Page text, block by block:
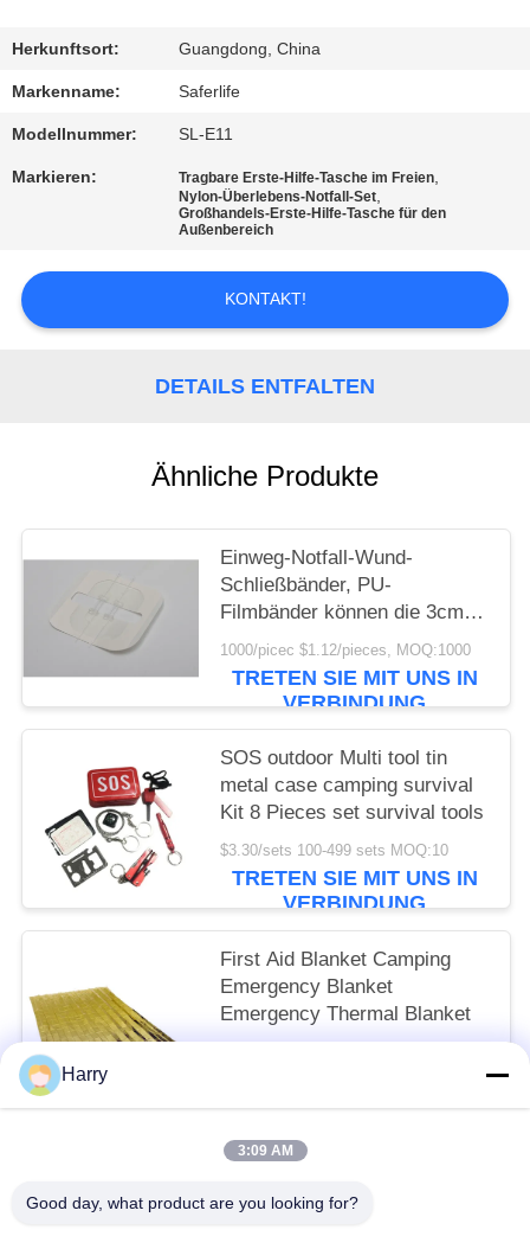
EIN
ANGEBOT
DATENSCHUTZRICHTLINIE
Herkunftsort: Guangdong, China
Markenname: Saferlife
Modellnummer: SL-E11
Markieren: Tragbare Erste-Hilfe-Tasche im Freien,
Nylon-Überlebens-Notfall-Set,
Großhandels-Erste-Hilfe-Tasche für den
Außenbereich
KONTAKT!
DETAILS ENTFALTEN
Ähnliche Produkte
Einweg-Notfall-Wund-
Schließbänder, PU-
Filmbänder können die 3cm-
Wunde schließenZip-Stich-
Wund-Schließgerät
1000/picec $1.12/pieces, MOQ:1000
TRETEN SIE MIT UNS IN
VERBINDUNG
SOS outdoor Multi tool tin
metal case camping survival
Kit 8 Pieces set survival tools
$3.30/sets 100-499 sets MOQ:10
TRETEN SIE MIT UNS IN
VERBINDUNG
First Aid Blanket Camping
Emergency Blanket
Emergency Thermal Blanket
VERBINDUNG
Harry
3:09 AM
Good day, what product are you looking for?